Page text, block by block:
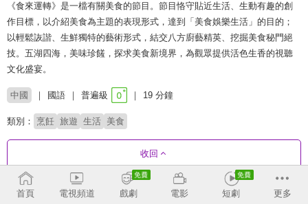
《食來運轉》是一檔有關美食的節目。節目恪守貼近生活、生動有趣的創
作目標，以介紹美食為主題的表現形式，達到「美食娛樂生活」的目的；
以輕鬆詼諧、生鮮獨特的藝術形式，結交八方廚藝精英、挖掘美食秘門絕
技。五湖四海，美味珍饈，探求美食新境界，為觀眾提供活色生香的視聽
文化盛宴。
中國 國語 普遍級 19 分鐘
類別： 烹飪 旅遊 生活 美食
收回
劇集列表 正序
首頁 電視頻道 戲劇 電影 短劇 更多